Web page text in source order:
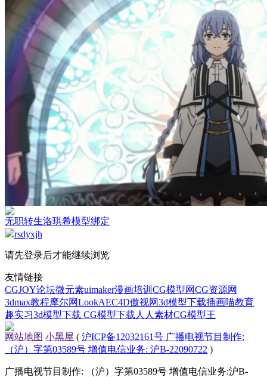
无职转生洛琪希模型绑定
rsdyxjh
请先登录后才能继续浏览
友情链接
CGJOY论坛微元素uimaker漫画培训 CG模型网CG资源网
3dmax教程摩尔网LookAEC4D傲视网3d模型下载插画喵教育
趣实习3d模型下载 CG模型下载 人人素材CG模型王
网站地图 小黑屋 ( 沪ICP备12032161号 广播电视节目制作:
（沪）字第03589号 增值电信业务: 沪B-22090722 )
广播电视节目制作: （沪）字第03589号 增值电信业务:沪B-